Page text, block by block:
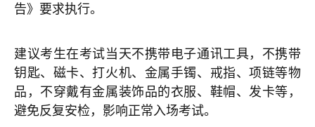
告》要求执行。
建议考生在考试当天不携带电子通讯工具，不携带
钥匙、磁卡、打火机、金属手镯、戒指、项链等物
品，不穿戴有金属装饰品的衣服、鞋帽、发卡等，
避免反复安检，影响正常入场考试。